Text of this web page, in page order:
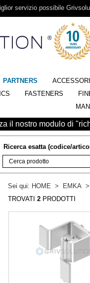
servizio possibile
PARTNERS
ACCESSORI
FASTENERS
il nostro modulo di
Ricerca esatta (codice/
Sei qui: HOME > EMKA
TROVATI 2 PRODOTTI